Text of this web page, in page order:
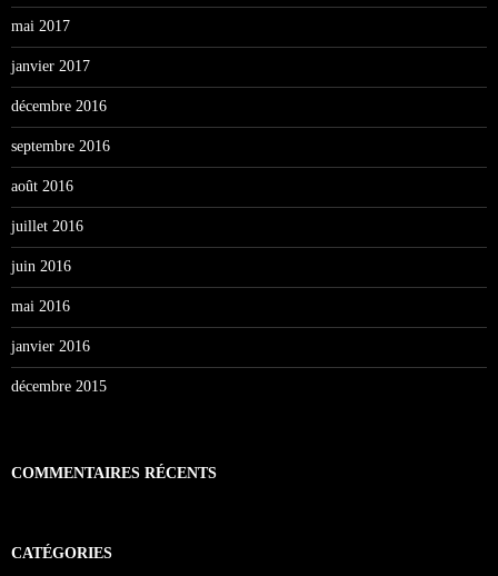
mai 2017
janvier 2017
décembre 2016
septembre 2016
août 2016
juillet 2016
juin 2016
mai 2016
janvier 2016
décembre 2015
COMMENTAIRES RÉCENTS
CATÉGORIES